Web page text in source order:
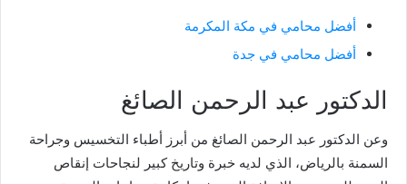
أفضل محامي في مكة المكرمة
أفضل محامي في جدة
الدكتور عبد الرحمن الصائغ
وعن الدكتور عبد الرحمن الصائغ من أبرز أطباء التخسيس وجراحة
السمنة بالرياض، الذي لديه خبرة وتاريخ كبير لنجاحات إنقاص